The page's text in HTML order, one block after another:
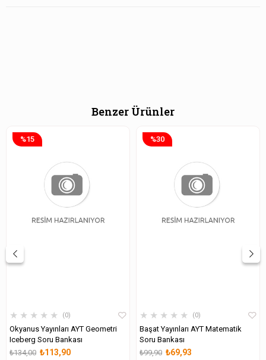
Benzer Ürünler
★ ★ ★ ★ ★ 0
Okyanus Yayınları AYT Geometri
Iceberg Soru Bankası
₺113,90
₺134,00
%15
★ ★ ★ ★ ★ 0
Başat Yayınları AYT Matematik
Soru Bankası
₺69,93
₺99,90
%30